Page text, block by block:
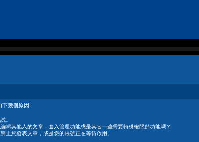
下幾個原因:
。
輯其他人的文章，進入管理功能或是其它一些需要特殊權限的功能嗎？
止您發表文章，或是您的帳號正在等待啟用。